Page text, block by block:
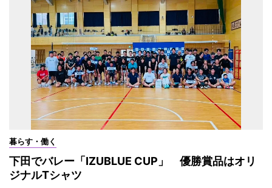
暮らす・働く
下田でバレー「IZUBLUE CUP」 優勝賞品はオリ
ジナルTシャツ